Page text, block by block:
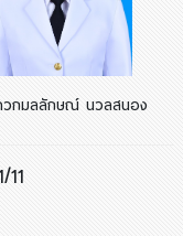
วกมลลักษณ์ นวลสนอง